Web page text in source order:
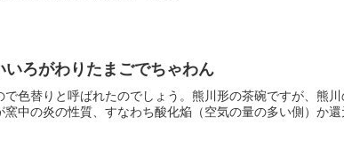
ろがわりたまごでちゃわん
色替りと呼ばれたのでしょう。熊川形の茶碗ですが、熊
中の炎の性質、すなわち酸化焔（空気の量の多い側）か